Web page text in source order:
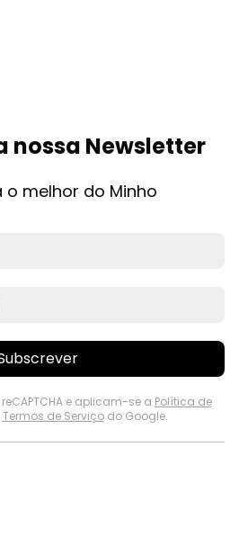
nossa Newsletter
o melhor do Minho
e aplicam-se a Política de
Termos de Serviçodo Google.